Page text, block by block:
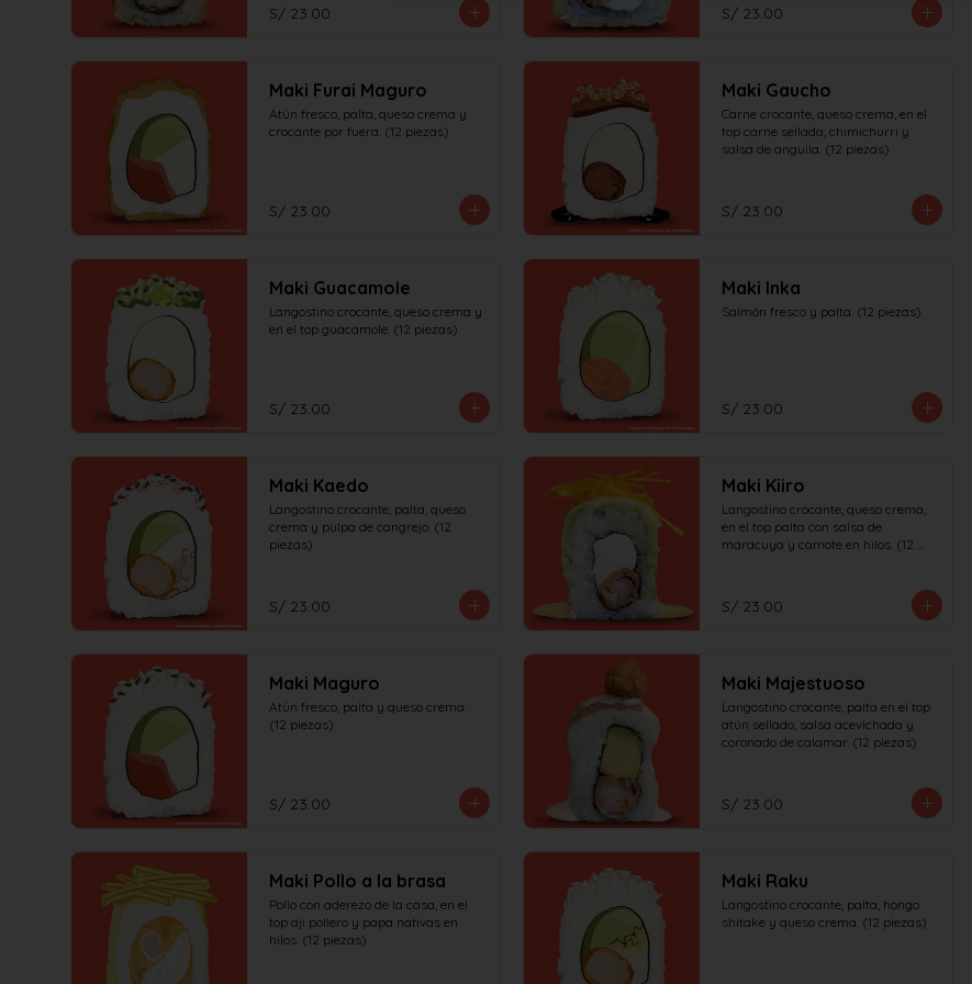
S/ 23.00 S/ 23.00
Maki Furai Maguro
Atún fresco, palta, queso crema y
crocante por fuera. (12 piezas)
S/ 23.00
Maki Gaucho
Carne crocante, queso crema, en el
top carne sellada, chimichurri y
salsa de anguila. (12 piezas)
S/ 23.00
Maki Guacamole
Langostino crocante, queso crema y
en el top guacamole. (12 piezas)
S/ 23.00
Maki Inka
Salmón fresco y palta. (12 piezas)
S/ 23.00
Maki Kaedo
Langostino crocante, palta, queso
crema y pulpa de cangrejo. (12
piezas)
S/ 23.00
Maki Kiiro
Langostino crocante, queso crema,
en el top palta con salsa de
maracuya y camote en hilos. (12
S/ 23.00
Maki Maguro
Atún fresco, palta y queso crema.
(12 piezas)
S/ 23.00
Maki Majestuoso
Langostino crocante, palta en el top
atún sellado, salsa acevichada y
coronado de calamar. (12 piezas)
S/ 23.00
Maki Pollo a la brasa
Pollo con aderezo de la casa, en el
top aji pollero y papa nativas en
hilos. (12 piezas)
Maki Raku
Langostino crocante, palta, hongo
shitake y queso crema. (12 piezas)